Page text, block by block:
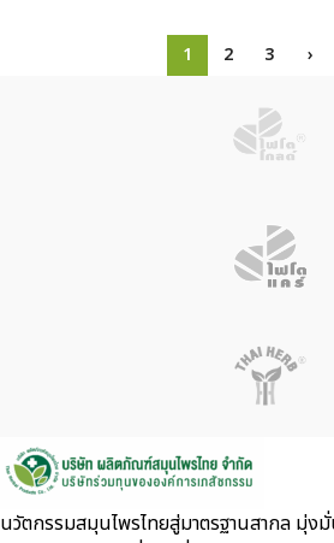
1 2 3 ›
นวัตกรรมสมุนไพรไทยสู่มาตรฐานสากล มุ่